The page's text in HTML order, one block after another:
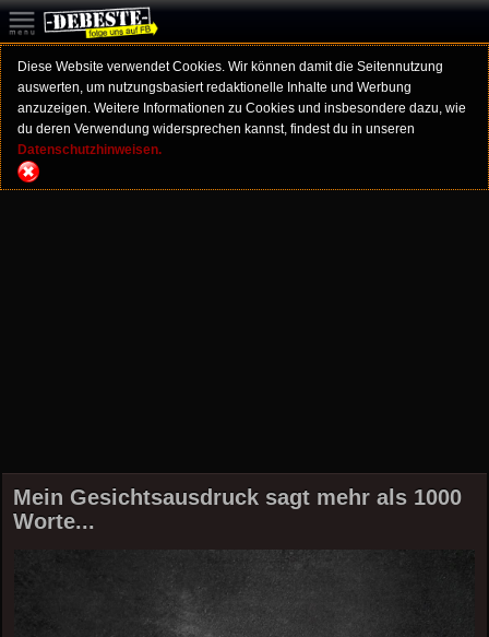
Diese Website verwendet Cookies. Wir können damit die Seitennutzung
auswerten, um nutzungsbasiert redaktionelle Inhalte und Werbung
anzuzeigen. Weitere Informationen zu Cookies und insbesondere dazu, wie
du deren Verwendung widersprechen kannst, findest du in unseren
Datenschutzhinweisen.
Mein Gesichtsausdruck sagt mehr als 1000
Worte...